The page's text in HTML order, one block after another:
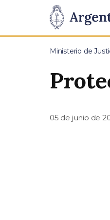
Presidencia
de
Pasar al contenido
Ministerio de
05 de junio de